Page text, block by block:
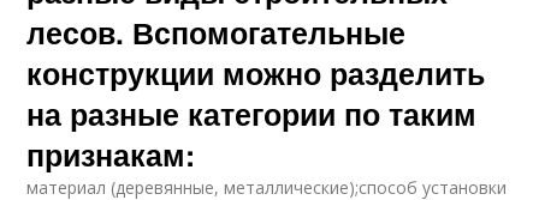
Штыревые лесы Клиновые лесы
Клиновые леса
лесов. Вспомогательные
конструкции можно разделить
на разные категории по таким
признакам:
материал (деревянные, металлические);способ установки